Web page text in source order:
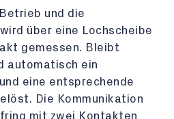
und die
über eine Lochscheibe
gemessen. Bleibt
automatisch ein
eine entsprechende
Die Kommunikation
mit zwei Kontakten